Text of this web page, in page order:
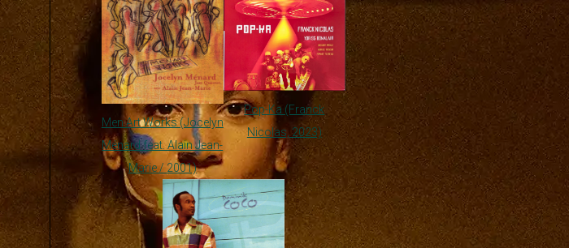
Men Art Works (Jocelyn
Ménard feat. Alain Jean-
Marie / 2001)
Pop-Ka (Franck
Nicolas, 2023)